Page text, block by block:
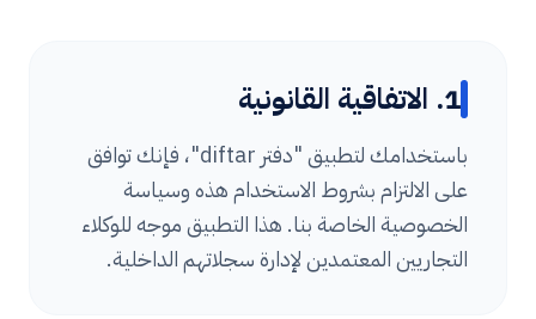
1. الاتفاقية القانونية
باستخدامك لتطبيق "دفتر diftar"، فإنك توافق
على الالتزام بشروط الاستخدام هذه وسياسة
الخصوصية الخاصة بنا. هذا التطبيق موجه للوكلاء
التجاريين المعتمدين لإدارة سجلاتهم الداخلية.